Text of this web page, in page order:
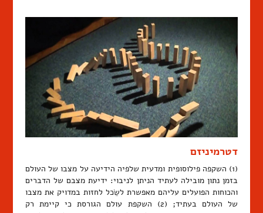
דטרמיניזם
(1) השקפה פילוסופית ומדעית שלפיה הידיעה על מצבו של העולם
בזמן נתון מובילה לעתיד הניתן לניבוי: ידיעת מצבם של הדברים
והכוחות הפועלים עליהם מאפשרת לשֵׂכל לחזות במדויק את מצבו
של העולם בעתיד; (2) השקפת עולם הגורסת כי קיימת רק